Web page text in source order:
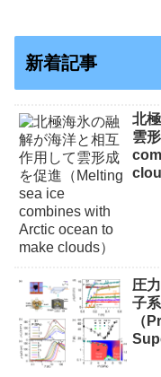
新着記事
北
雲
圧
子
（